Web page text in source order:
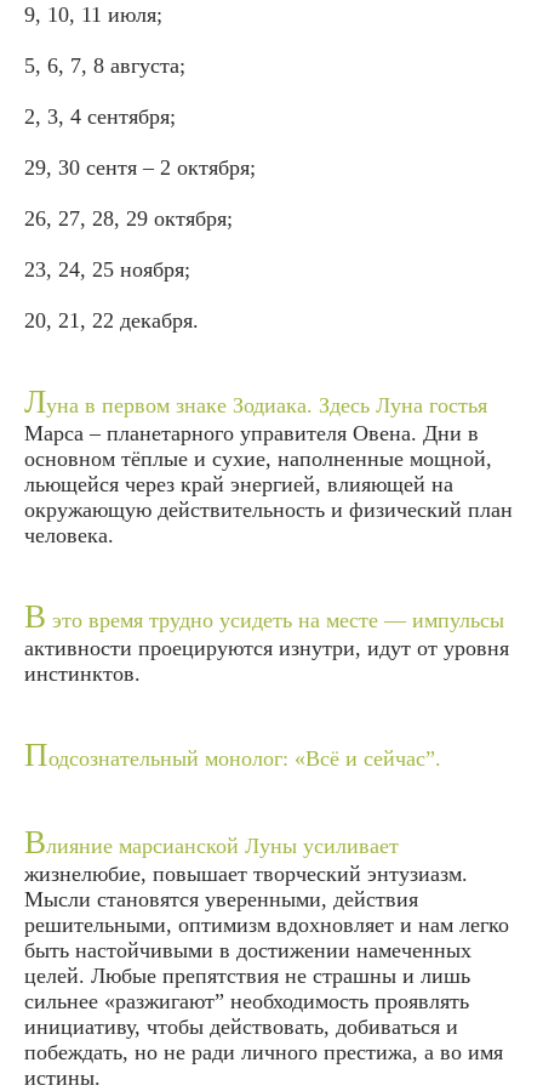
9, 10, 11 июля;
5, 6, 7, 8 августа;
2, 3, 4 сентября;
29, 30 сентя – 2 октября;
26, 27, 28, 29 октября;
23, 24, 25 ноября;
20, 21, 22 декабря.
Луна в первом знаке Зодиака. Здесь Луна гостья
Марса – планетарного управителя Овена. Дни в
основном тёплые и сухие, наполненные мощной,
льющейся через край энергией, влияющей на
окружающую действительность и физический план
человека.
В это время трудно усидеть на месте — импульсы
активности проецируются изнутри, идут от уровня
инстинктов.
Подсознательный монолог: «Всё и сейчас”.
Влияние марсианской Луны усиливает
жизнелюбие, повышает творческий энтузиазм.
Мысли становятся уверенными, действия
решительными, оптимизм вдохновляет и нам легко
быть настойчивыми в достижении намеченных
целей. Любые препятствия не страшны и лишь
сильнее «разжигают” необходимость проявлять
инициативу, чтобы действовать, добиваться и
побеждать, но не ради личного престижа, а во имя
истины.